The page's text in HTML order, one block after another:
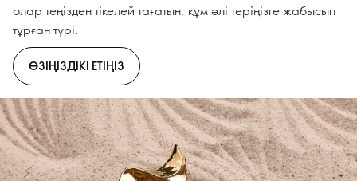
олар теңізден тікелей тағатын, құм әлі теріңізге жабысып
тұрған түрі.
ӨЗІҢІЗДІКІ ЕТІҢІЗ